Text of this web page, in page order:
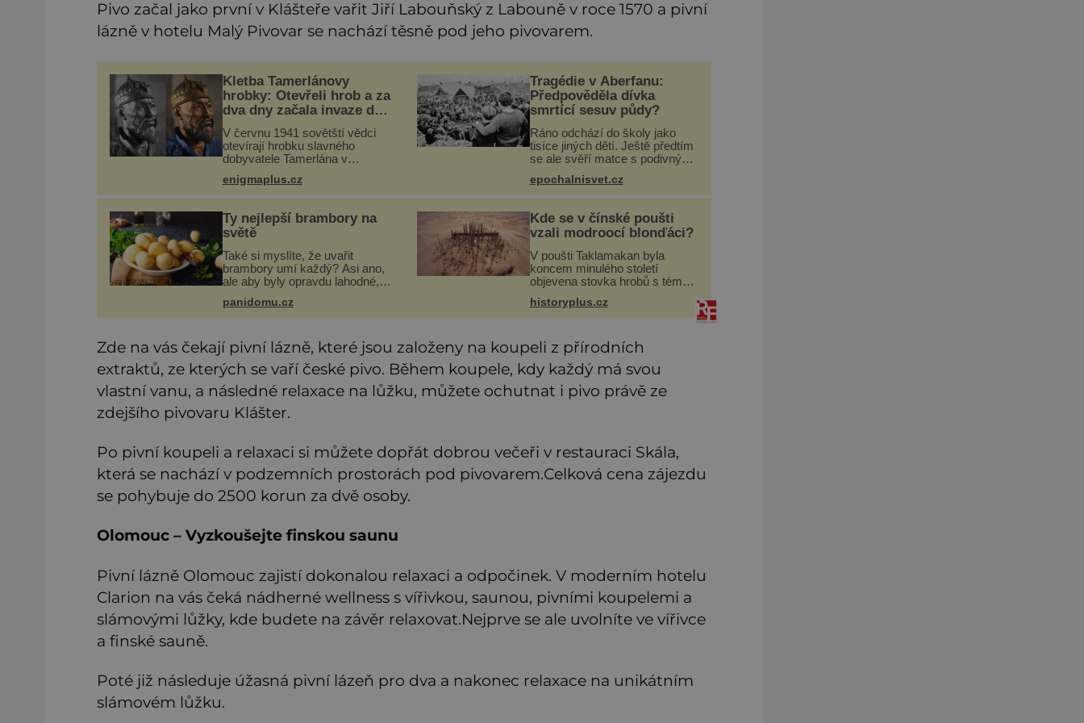
Pivo začal jako první v Klášteře vařit Jiří Labouňský z Labouně v roce 1570 a pivní
lázně v hotelu Malý Pivovar se nachází těsně pod jeho pivovarem.
Kletba Tamerlánovy
hrobky: Otevřeli hrob a za
dva dny začala invaze do
SSSR. Náhoda, nebo
varování?
V červnu 1941 sovětští vědci
otevírají hrobku slavného
dobyvatele Tamerlána v
dny později nacistické
Německo zahajuje operaci
Barbarossa a napadá Sovětský
svaz. Shoda dat je
enigmaplus.cz
Tragédie v Aberfanu:
Předpověděla dívka
smrtící sesuv půdy?
Ráno odchází do školy jako
tisíce jiných dětí. Ještě předtím
se ale svěří matce s podivným
zná, tentokrát nevidí budovu ani
spolužáky. Místo nich se před
ní tyčí cosi temn
epochalnisvet.cz
Ty nejlepší brambory na
světě
Také si myslíte, že uvařit
brambory umí každý? Asi ano,
ale aby byly opravdu lahodné,
triky. Že jsou různé varné typy
od A, tedy na saláty, po D na
panidomu.cz
Kde se v čínské poušti
vzali modroocí blonďáci?
V poušti Taklamakan byla
koncem minulého století
objevena stovka hrobů s téměř
mrtví byli pohřbeni s úctou a
četnými milodary. Asi nejvíc
tříměsíčn
historyplus.cz
Zde na vás čekají pivní lázně, které jsou založeny na koupeli z přírodních
extraktů, ze kterých se vaří české pivo. Během koupele, kdy každý má svou
vlastní vanu, a následné relaxace na lůžku, můžete ochutnat i pivo právě ze
zdejšího pivovaru Klášter.
Po pivní koupeli a relaxaci si můžete dopřát dobrou večeři v restauraci Skála,
která se nachází v podzemních prostorách pod pivovarem.Celková cena zájezdu
se pohybuje do 2500 korun za dvě osoby.
Olomouc – Vyzkoušejte finskou saunu
Pivní lázně Olomouc zajistí dokonalou relaxaci a odpočinek. V moderním hotelu
Clarion na vás čeká nádherné wellness s vířivkou, saunou, pivními koupelemi a
slámovými lůžky, kde budete na závěr relaxovat.Nejprve se ale uvolníte ve vířivce
a finské sauně.
Poté již následuje úžasná pivní lázeň pro dva a nakonec relaxace na unikátním
slámovém lůžku.